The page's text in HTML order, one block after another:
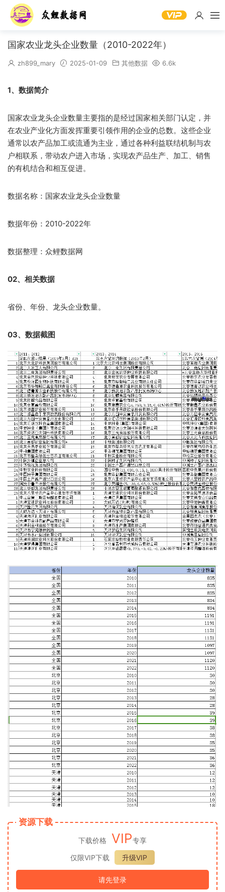
国家农业龙头企业数量（2010-2022年）
zh899_mary 2025-01-09 其他数据 6.6k
1、数据简介
国家农业龙头企业数量主要指的是经过国家相关部门认定，并
在农业产业化方面发挥重要引领作用的企业的总数。这些企业
通常以农产品加工或流通为主业，通过各种利益联结机制与农
户相联系，带动农户进入市场，实现农产品生产、加工、销售
的有机结合和相互促进。
数据名称：国家农业龙头企业数量
数据年份：2010-2022年
数据整理：众鲤数据网
02、相关数据
省份、年份、龙头企业数量。
03、数据截图
资源下载
下载价格 VIP专享
仅限VIP下载
升级VIP
请先登录